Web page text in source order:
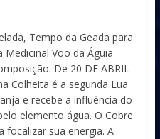
Tempo da Geada para
Medicinal Voo da Águia
De 20 DE ABRIL
Colheita é a segunda Lua
e recebe a influência do
elemento água. O Cobre
focalizar sua energia. A